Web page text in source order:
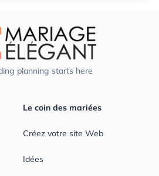
planning starts here
Le coin des mariées
Créez votre site Web
Idées